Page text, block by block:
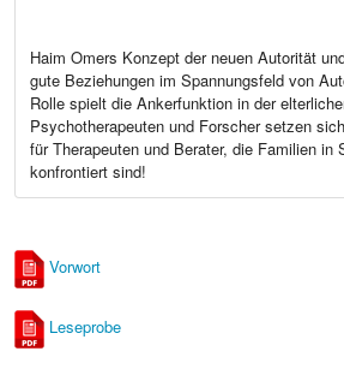
Haim Omers Konzept der neuen Autorität
gute Beziehungen im Spannungsfeld von
Rolle spielt die Ankerfunktion in der
Psychotherapeuten und Forscher setzen
für Therapeuten und Berater, die Familien
konfrontiert sind!
Vorwort
Leseprobe